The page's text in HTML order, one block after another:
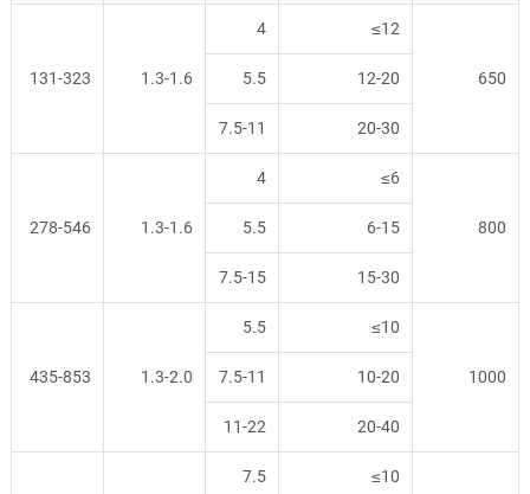
650
≤12
4
1.3-1.6
131-323 12-20
5.5
20-30
7.5-11
800
≤6
4
1.3-1.6
278-546 6-15
5.5
15-30
7.5-15
1000
≤10
5.5
1.3-2.0
435-853 10-20
7.5-11
20-40
11-22
≤10
7.5